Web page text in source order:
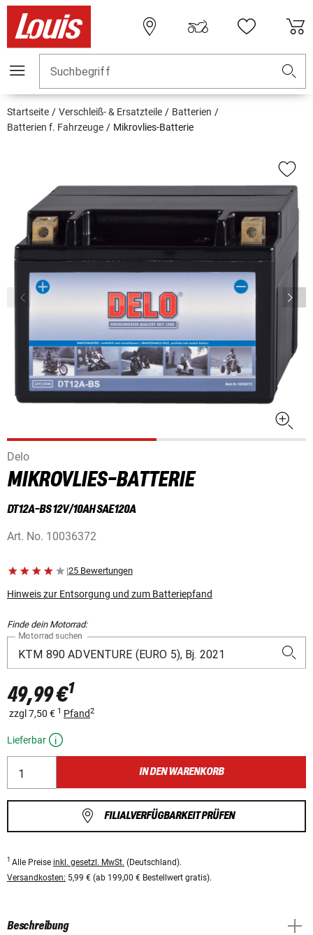
Suchbegriff
Startseite Verschleiß- & Ersatzteile
Batterien
Batterien f. Fahrzeuge
Mikrovlies-Batterie
Delo
MIKROVLIES-BATTERIE
DT12A-BS 12V/10AH SAE120A
Art. No. 10036372
|25 Bewertungen
Hinweis zur Entsorgung und zum Batteriepfand
Finde dein Motorrad:
Motorrad suchen
49,99 €1
zzgl 7,50 € 1 Pfand2
Lieferbar
IN DEN WARENKORB
FILIALVERFÜGBARKEIT PRÜFEN
1 Alle Preise inkl. gesetzl. MwSt. (Deutschland).
Versandkosten: 5,99 € (ab 199,00 € Bestellwert gratis).
Beschreibung